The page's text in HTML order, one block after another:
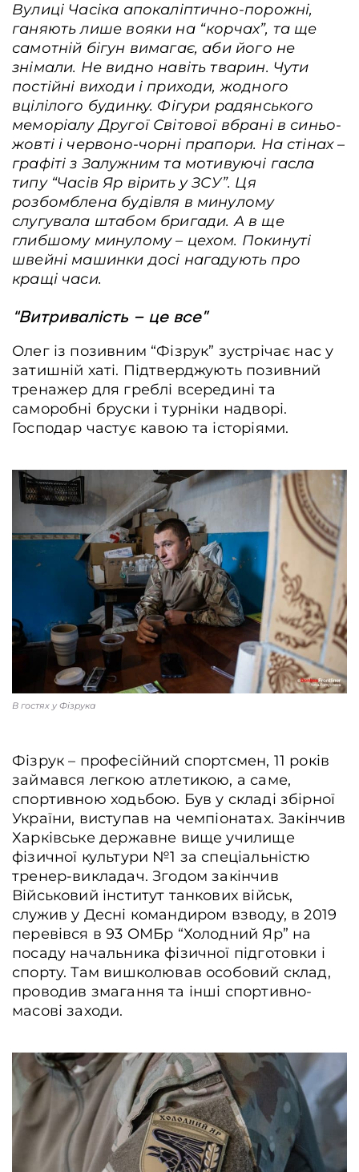
Вулиці Часіка апокаліптично-порожні,
ганяють лише вояки на “корчах”, та ще
самотній бігун вимагає, аби його не
знімали. Не видно навіть тварин. Чути
постійні виходи і приходи, жодного
вцілілого будинку. Фігури радянського
меморіалу Другої Світової вбрані в синьо-
жовті і червоно-чорні прапори. На стінах –
графіті з Залужним та мотивуючі гасла
типу “Часів Яр вірить у ЗСУ”. Ця
розбомблена будівля в минулому
слугувала штабом бригади. А в ще
глибшому минулому – цехом. Покинуті
швейні машинки досі нагадують про
кращі часи.
“Витривалість – це все”
Олег із позивним “Фізрук” зустрічає нас у
затишній хаті. Підтверджують позивний
тренажер для греблі всередині та
саморобні бруски і турніки надворі.
Господар частує кавою та історіями.
В гостях у Фізрука
Фізрук – професійний спортсмен, 11 років
займався легкою атлетикою, а саме,
спортивною ходьбою. Був у складі збірної
України, виступав на чемпіонатах. Закінчив
Харківське державне вище училище
фізичної культури №1 за спеціальністю
тренер-викладач. Згодом закінчив
Військовий інститут танкових військ,
служив у Десні командиром взводу, в 2019
перевівся в 93 ОМБр “Холодний Яр” на
посаду начальника фізичної підготовки і
спорту. Там вишколював особовий склад,
проводив змагання та інші спортивно-
масові заходи.